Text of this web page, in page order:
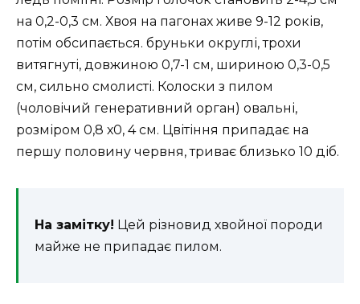
на 0,2-0,3 см. Хвоя на пагонах живе 9-12 років,
потім обсипається. бруньки округлі, трохи
витягнуті, довжиною 0,7-1 см, шириною 0,3-0,5
см, сильно смолисті. Колоски з пилом
(чоловічий генеративний орган) овальні,
розміром 0,8 х0, 4 см. Цвітіння припадає на
першу половину червня, триває близько 10 діб.
На замітку! Цей різновид хвойної породи
майже не припадає пилом.